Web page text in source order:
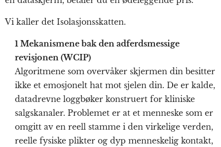
Vi kaller det Isolasjonsskatten.
1 Mekanismene bak den adferdsmessige
revisjonen (WCIP)
Algoritmene som overvåker skjermen din besitter
ikke et emosjonelt hat mot sjelen din. De er kalde,
datadrevne loggbøker konstruert for kliniske
salgskanaler. Problemet er at et menneske som er
omgitt av en reell stamme i den virkelige verden,
reelle fysiske plikter og dyp menneskelig kontakt,